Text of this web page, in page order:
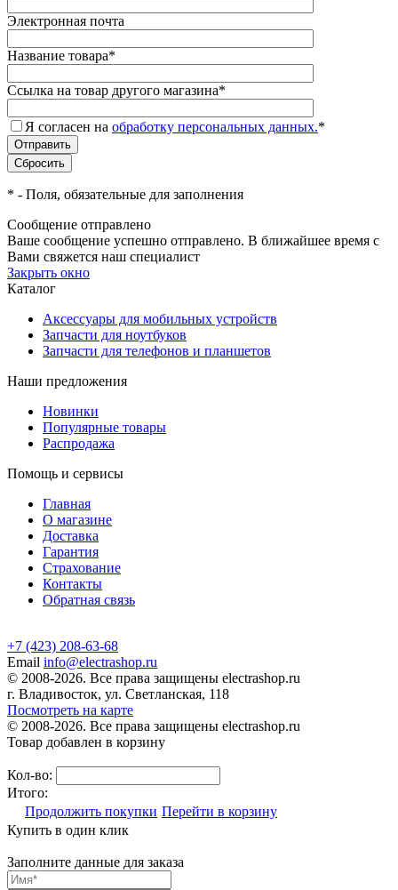
Электронная почта
Название товара*
Ссылка на товар другого магазина*
Я согласен на обработку персональных данных.*
* - Поля, обязательные для заполнения
Сообщение отправлено
Ваше сообщение успешно отправлено. В ближайшее время с
Вами свяжется наш специалист
Закрыть окно
Каталог
Аксессуары для мобильных устройств
Запчасти для ноутбуков
Запчасти для телефонов и планшетов
Наши предложения
Новинки
Популярные товары
Распродажа
Помощь и сервисы
Главная
О магазине
Доставка
Гарантия
Страхование
Контакты
Обратная связь
+7 (423) 208-63-68
Email info@electrashop.ru
© 2008-2026. Все права защищены electrashop.ru
г. Владивосток, ул. Светланская, 118
Посмотреть на карте
© 2008-2026. Все права защищены electrashop.ru
Товар добавлен в корзину
Кол-во:
Итого:
Продолжить покупки Перейти в корзину
Купить в один клик
Заполните данные для заказа